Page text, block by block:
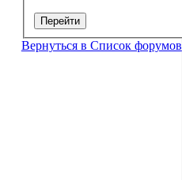
Перейти
Вернуться в Список форумов